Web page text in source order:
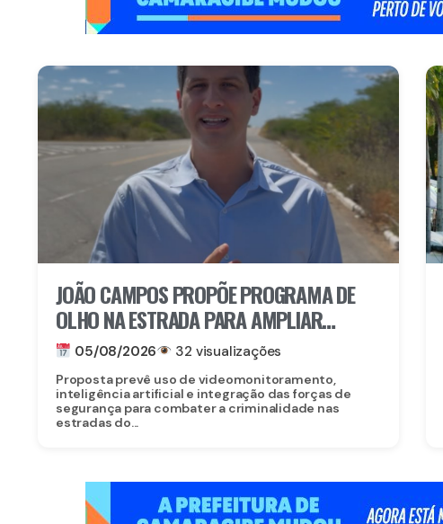
JOÃO CAMPOS PROPÕE PROGRAMA DE
OLHO NA ESTRADA PARA AMPLIAR
SEGURANÇA NAS RODOVIAS
05/08/2026 32 visualizações
Proposta prevê uso de videomonitoramento,
inteligência artificial e integração das forças de
segurança para combater a criminalidade nas
estradas do...